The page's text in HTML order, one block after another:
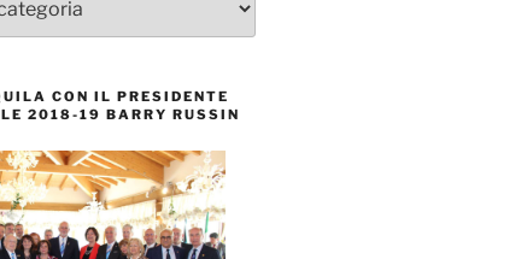
CON IL PRESIDENTE
2018-19 BARRY RUSSIN